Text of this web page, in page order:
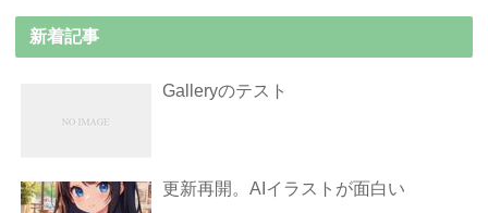
新着記事
Galleryのテスト
更新再開。AIイラストが面白い